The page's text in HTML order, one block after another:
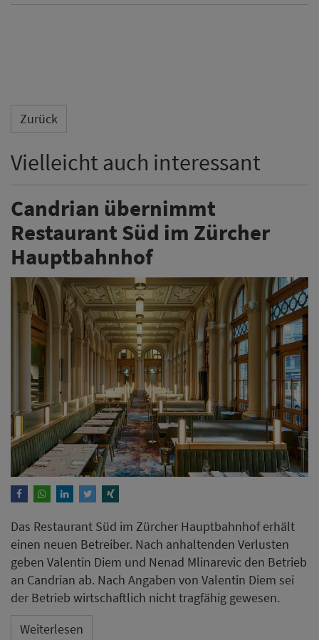
Zurück
Vielleicht auch interessant
Candrian übernimmt
Restaurant Süd im Zürcher
Hauptbahnhof
Das Restaurant Süd im Zürcher Hauptbahnhof erhält
einen neuen Betreiber. Nach anhaltenden Verlusten
geben Valentin Diem und Nenad Mlinarevic den Betrieb
an Candrian ab. Nach Angaben von Valentin Diem sei
der Betrieb wirtschaftlich nicht tragfähig gewesen.
Weiterlesen